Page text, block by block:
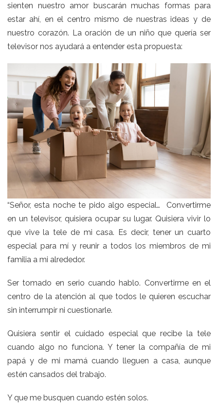
sienten nuestro amor buscarán muchas formas para
estar ahí, en el centro mismo de nuestras ideas y de
nuestro corazón. La oración de un niño que quería ser
televisor nos ayudará a entender esta propuesta:
“Señor, esta noche te pido algo especial… Convertirme
en un televisor, quisiera ocupar su lugar. Quisiera vivir lo
que vive la tele de mi casa. Es decir, tener un cuarto
especial para mí y reunir a todos los miembros de mi
familia a mi alrededor.
Ser tomado en serio cuando hablo. Convertirme en el
centro de la atención al que todos le quieren escuchar
sin interrumpir ni cuestionarle.
Quisiera sentir el cuidado especial que recibe la tele
cuando algo no funciona. Y tener la compañía de mi
papá y de mi mamá cuando lleguen a casa, aunque
estén cansados del trabajo.
Y que me busquen cuando estén solos.